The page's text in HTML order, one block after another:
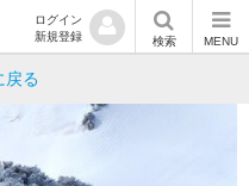
ログイン
新規登録
検索 MENU
戻る